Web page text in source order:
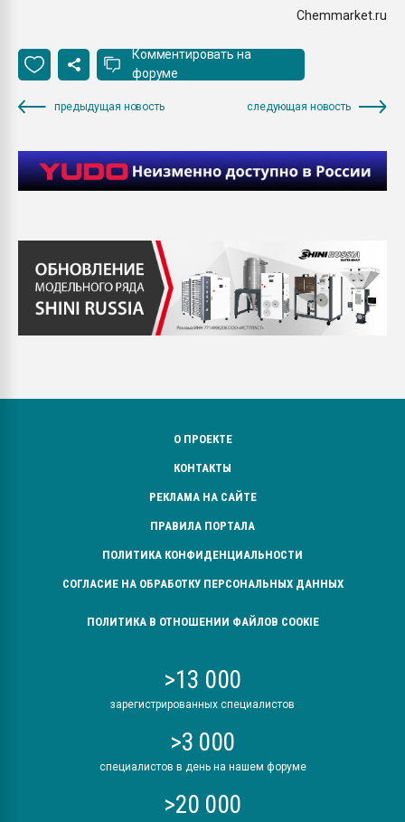
Chemmarket.ru
Комментировать на
форуме
предыдущая новость следующая новость
О ПРОЕКТЕ
КОНТАКТЫ
РЕКЛАМА НА САЙТЕ
ПРАВИЛА ПОРТАЛА
ПОЛИТИКА КОНФИДЕНЦИАЛЬНОСТИ
СОГЛАСИЕ НА ОБРАБОТКУ ПЕРСОНАЛЬНЫХ ДАННЫХ
ПОЛИТИКА В ОТНОШЕНИИ ФАЙЛОВ COOKIE
>13 000
зарегистрированных специалистов
>3 000
специалистов в день на нашем форуме
>20 000